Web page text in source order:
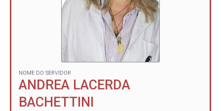
NOME DO SERVIDOR
ANDREA LACERDA
BACHETTINI